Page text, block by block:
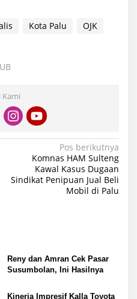
Kota Palu
OJK
Pos berikutnya
Komnas HAM Sulteng
Kawal Kasus Dugaan
Sindikat Penipuan Jual Beli
Mobil di Palu
Reny dan Amran Cek Pasar
Susumbolan, Ini Hasilnya
Kinerja Impresif Kalla Toyota